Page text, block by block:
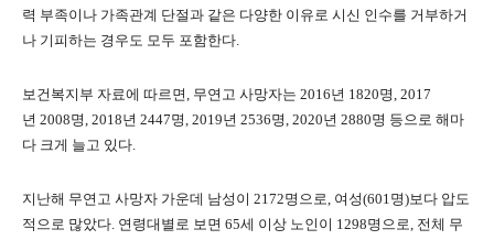
력 부족이나 가족관계 단절과 같은 다양한 이유로 시신 인수를 거부하거
나 기피하는 경우도 모두 포함한다.
보건복지부 자료에 따르면, 무연고 사망자는 2016년 1820명, 2017
년 2008명, 2018년 2447명, 2019년 2536명, 2020년 2880명 등으로 해마
다 크게 늘고 있다.
지난해 무연고 사망자 가운데 남성이 2172명으로, 여성(601명)보다 압도
적으로 많았다. 연령대별로 보면 65세 이상 노인이 1298명으로, 전체 무